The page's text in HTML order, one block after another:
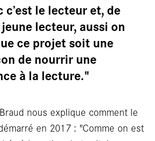
le lecteur et, de
lecteur, aussi on
ce projet soit une
de nourrir une
à la lecture."
nous explique comment le
en 2017 : "Comme on est